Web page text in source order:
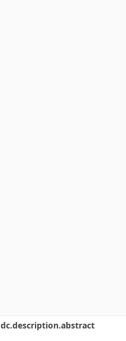
dc.description.abstract